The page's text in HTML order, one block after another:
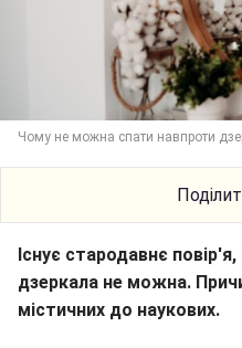
Чому не можна спати навпроти
Існує стародавнє
дзеркала не можна.
містичних до наукових.